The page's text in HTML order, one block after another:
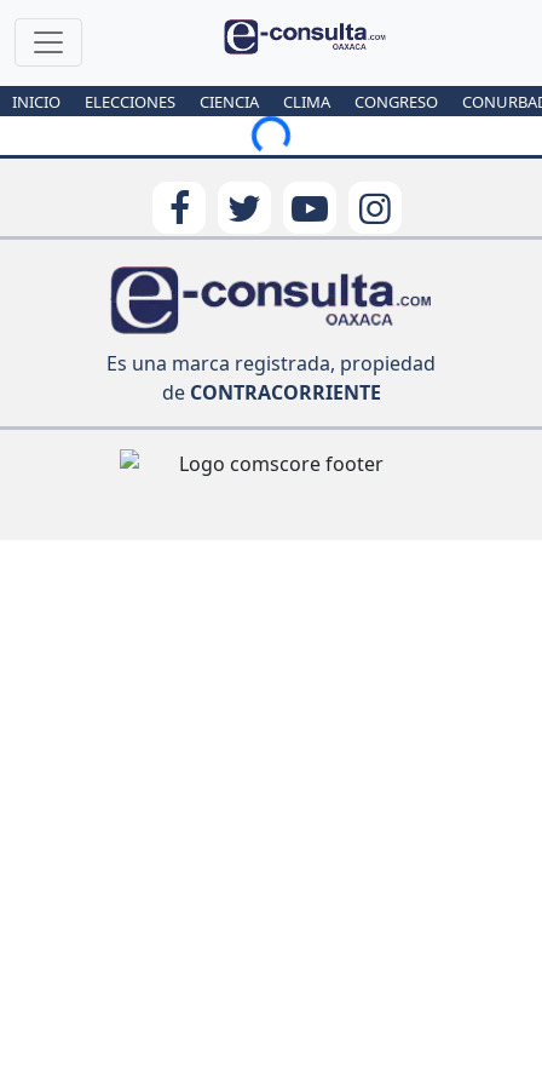
INICIO ELECCIONES CIENCIA CLIMA CONGRESO
Loading...
Es una marca registrada, propiedad
deCONTRACORRIENTE